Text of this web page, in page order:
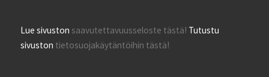
Lue sivustonsaavutettavuusseloste tästä! Tutustu
sivuston tietosuojakäytäntöihin tästä!